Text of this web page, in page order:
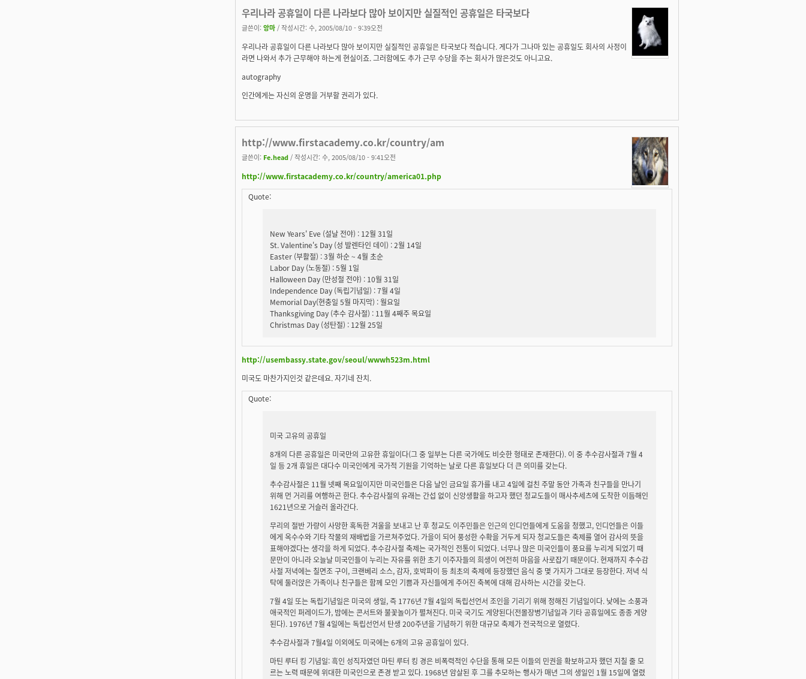
우리나라 공휴일이 다른 나라보다 많아 보이지만 실질적인 공휴일은 타국보다
글쓴이: 앙마 / 작성시간: 수, 2005/08/10 - 9:39오전
우리나라 공휴일이 다른 나라보다 많아 보이지만 실질적인 공휴일은 타국보다 적습니다. 게다가 그나마 있는 공휴일도 회사의 사정이
라면 나와서 추가 근무해야 하는게 현실이죠. 그러함에도 추가 근무 수당을 주는 회사가 많은것도 아니고요.
autography
인간에게는 자신의 운명을 거부할 권리가 있다.
http://www.firstacademy.co.kr/country/am
글쓴이: Fe.head / 작성시간: 수, 2005/08/10 - 9:41오전
http://www.firstacademy.co.kr/country/america01.php
Quote:
New Years' Eve (설날 전야) : 12월 31일
St. Valentine's Day (성 발렌타인 데이) : 2월 14일
Easter (부활절) : 3월 하순 ~ 4월 초순
Labor Day (노동절) : 5월 1일
Halloween Day (만성절 전야) : 10월 31일
Independence Day (독립기념일) : 7월 4일
Memorial Day(현충일 5월 마지막) : 월요일
Thanksgiving Day (추수 감사절) : 11월 4째주 목요일
Christmas Day (성탄절) : 12월 25일
http://usembassy.state.gov/seoul/wwwh523m.html
미국도 마찬가지인것 같은데요. 자기네 잔치.
Quote:
미국 고유의 공휴일
8개의 다른 공휴일은 미국만의 고유한 휴일이다(그 중 일부는 다른 국가에도 비슷한 형태로 존재한다). 이 중 추수감사절과 7월 4
일 등 2개 휴일은 대다수 미국인에게 국가적 기원을 기억하는 날로 다른 휴일보다 더 큰 의미를 갖는다.
추수감사절은 11월 넷째 목요일이지만 미국인들은 다음 날인 금요일 휴가를 내고 4일에 걸친 주말 동안 가족과 친구들을 만나기
위해 먼 거리를 여행하곤 한다. 추수감사절의 유래는 간섭 없이 신앙생활을 하고자 했던 청교도들이 매사추세츠에 도착한 이듬해인
1621년으로 거슬러 올라간다.
무리의 절반 가량이 사망한 혹독한 겨울을 보내고 난 후 청교도 이주민들은 인근의 인디언들에게 도움을 청했고, 인디언들은 이들
에게 옥수수와 기타 작물의 재배법을 가르쳐주었다. 가을이 되어 풍성한 수확을 거두게 되자 청교도들은 축제를 열어 감사의 뜻을
표해야겠다는 생각을 하게 되었다. 추수감사절 축제는 국가적인 전통이 되었다. 너무나 많은 미국인들이 풍요를 누리게 되었기 때
문만이 아니라 오늘날 미국인들이 누리는 자유를 위한 초기 이주자들의 희생이 여전히 마음을 사로잡기 때문이다. 현재까지 추수감
사절 저녁에는 칠면조 구이, 크랜베리 소스, 감자, 호박파이 등 최초의 축제에 등장했던 음식 중 몇 가지가 그대로 등장한다. 저녁 식
탁에 둘러앉은 가족이나 친구들은 함께 모인 기쁨과 자신들에게 주어진 축복에 대해 감사하는 시간을 갖는다.
7월 4일 또는 독립기념일은 미국의 생일, 즉 1776년 7월 4일의 독립선언서 조인을 기리기 위해 정해진 기념일이다. 낮에는 소풍과
애국적인 퍼레이드가, 밤에는 콘서트와 불꽃놀이가 펼쳐진다. 미국 국기도 게양된다(전몰장병기념일과 기타 공휴일에도 종종 게양
된다). 1976년 7월 4일에는 독립선언서 탄생 200주년을 기념하기 위한 대규모 축제가 전국적으로 열렸다.
추수감사절과 7월4일 이외에도 미국에는 6개의 고유 공휴일이 있다.
마틴 루터 킹 기념일: 흑인 성직자였던 마틴 루터 킹 경은 비폭력적인 수단을 통해 모든 이들의 민권을 확보하고자 했던 지칠 줄 모
르는 노력 때문에 위대한 미국인으로 존경 받고 있다. 1968년 암살된 후 그를 추모하는 행사가 매년 그의 생일인 1월 15일에 열렸